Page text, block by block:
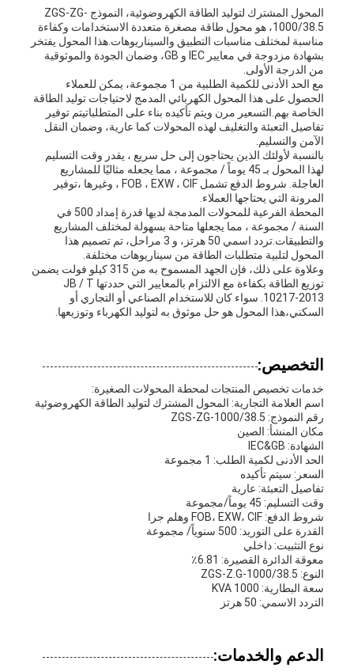
المحول المشترك لتوليد الطاقة الكهروضوئية، النموذج ZGS-ZG-
1000/38.5، هو محول طاقة مصغرة متعددة الاستخدامات وكفاءة
مناسبة لمختلف مناسبات التطبيق والسيناريوهات.هذا المحول يفتخر
بشهادة مزدوجة في معايير IEC و GB، وضمان الجودة والموثوقية
من الدرجة الأولى.
مع الحد الأدنى للكمية الطلبية من 1 مجموعة، يمكن للعملاء
الحصول على هذا المحول الكهربائي المدمج لاحتياجات توليد الطاقة
الخاصة بهم.التسعير مرن ويتم تأكيده بناء على المتطلباتيتم توفير
تفاصيل التعبئة والتغليف لهذه المحولات كما عارية، وضمان النقل
الآمن والتسليم.
بالنسبة لأولئك الذين يحتاجون إلى حل سريع ، يقدر وقت التسليم
لهذا المحول بـ 45 يوماً / مجموعة ، مما يجعله مثاليًا للمشاريع
العاجلة. شروط الدفع تشمل FOB ، EXW ، CIF ، وغيرها ،توفير
المرونة التي يحتاجها العملاء.
المحطة الفرعية للمحولات المدمجة لديها قدرة إمداد 500 في
السنة / مجموعة ، مما يجعلها متاحة بسهولة لمختلف المشاريع
والتطبيقات.تردد اسمي 50 هرتز، و 3 مراحل، تم تصميم هذا
المحول لتلبية متطلبات الطاقة من سيناريوهات مختلفة.
وعلاوة على ذلك، فإن الجهد المسموح به من 315 كيلو فولت يضمن
توزيع الطاقة بكفاءة مع الالتزام بالمعايير التي حددتها JB / T
10217-2013. سواء كان للاستخدام الصناعي أو التجاري أو
السكني،هذا المحول هو حل موثوق به لتوليد الكهرباء وتوزيعها.
التخصيص:
خدمات تخصيص المنتجات لمحطة المحولات الصغيرة:
اسم العلامة التجارية: المحول المشترك لتوليد الطاقة الكهروضوئية
رقم النموذج: ZGS-ZG-1000/38.5
مكان المنشأ: الصين
الشهادة: IEC&GB
الحد الأدنى لكمية الطلب: 1 مجموعة
السعر: سيتم تأكيده
تفاصيل التعبئة: عارية
وقت التسليم: 45 يوماً/مجموعة
شروط الدفع: FOB، EXW، CIF وهلم جرا
القدرة على التوريد: 500 سنوياً/ مجموعة
نوع التثبيت: داخلي
معوقة الدائرة القصيرة: 6.81٪
النوع: ZGS-Z.G-1000/38.5
سعة البطارية: 1000 KVA
التردد الاسمي: 50 هرتز
الدعم والخدمات: